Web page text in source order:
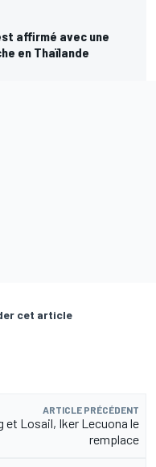
affirmé avec une
en Thaïlande
cet article
ARTICLE PRÉCÉDENT
et Losail, Iker Lecuona le
remplace